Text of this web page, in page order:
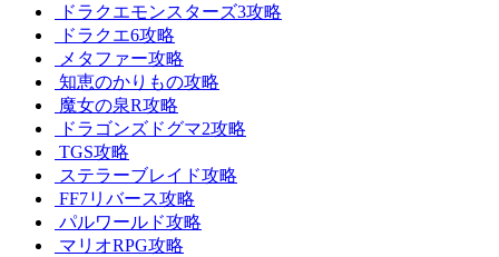
ドラクエモンスターズ3攻略
ドラクエ6攻略
メタファー攻略
知恵のかりもの攻略
魔女の泉R攻略
ドラゴンズドグマ2攻略
TGS攻略
ステラーブレイド攻略
FF7リバース攻略
パルワールド攻略
マリオRPG攻略